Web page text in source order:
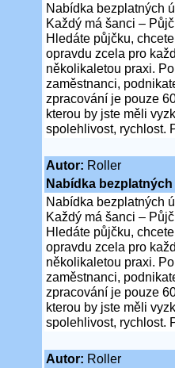
Nabídka bezplatných
Každý má šanci –
Hledáte půjčku,
opravdu zcela pro
několikaletou praxi.
zaměstnanci,
zpracování je pouze
kterou by jste měli
spolehlivost, rychlost.
Autor: Roller
Nabídka
Nabídka bezplatných
Každý má šanci –
Hledáte půjčku,
opravdu zcela pro
několikaletou praxi.
zaměstnanci,
zpracování je pouze
kterou by jste měli
spolehlivost, rychlost.
Autor: Roller